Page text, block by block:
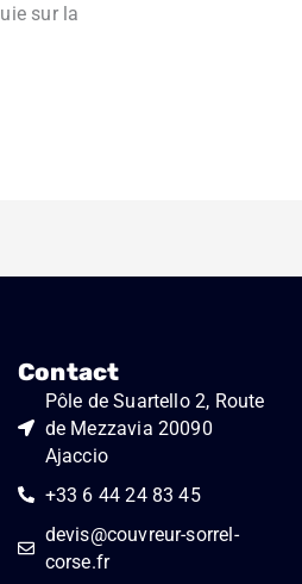
sur la
Contact
Pôle de Suartello 2, Route
de Mezzavia 20090
Ajaccio
+33 6 44 24 83 45
devis@couvreur-sorrel-
corse.fr